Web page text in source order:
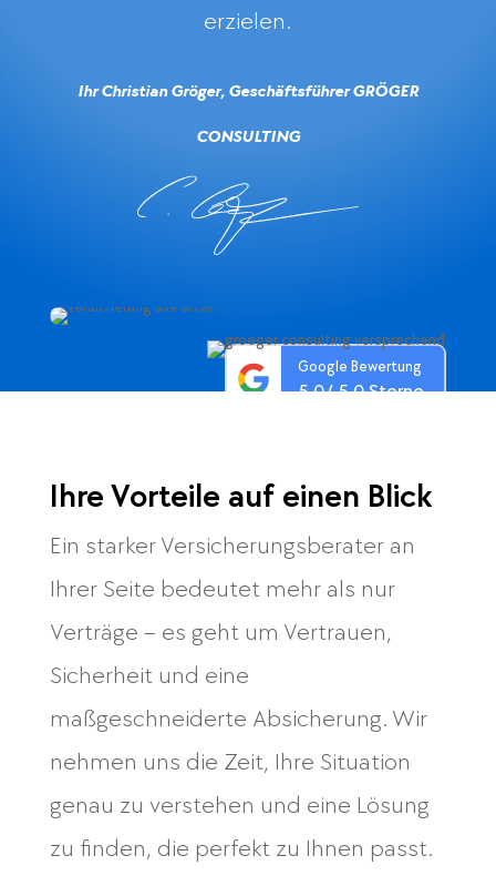
erzielen.
Ihr Christian Gröger, Geschäftsführer GRÖGER
CONSULTING
Google Bewertung
5.0/ 5.0 Sterne
Ihre Vorteile auf einen Blick
Ein starker Versicherungsberater an
Ihrer Seite bedeutet mehr als nur
Verträge – es geht um Vertrauen,
Sicherheit und eine
maßgeschneiderte Absicherung. Wir
nehmen uns die Zeit, Ihre Situation
genau zu verstehen und eine Lösung
zu finden, die perfekt zu Ihnen passt.